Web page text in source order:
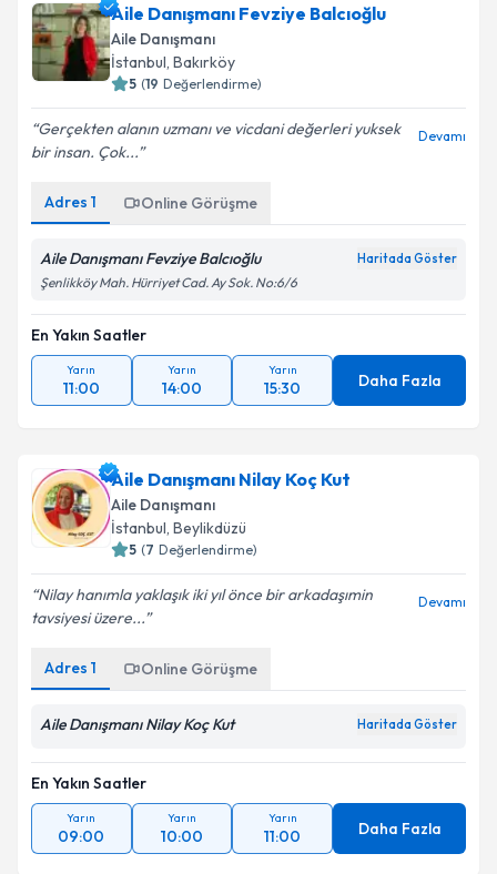
Aile Danışmanı Fevziye Balcıoğlu
Aile Danışmanı
İstanbul, Bakırköy
5 (19 Değerlendirme)
Gerçekten alanın uzmanı ve vicdani değerleri yuksek
bir insan. Çok...
Devamı
Adres 1 Online Görüşme
Aile Danışmanı Fevziye Balcıoğlu Haritada Göster
Şenlikköy Mah. Hürriyet Cad. Ay Sok. No:6/6
En Yakın Saatler
Yarın
11:00
Yarın
14:00
Yarın
15:30 Daha Fazla
Aile Danışmanı Nilay Koç Kut
Aile Danışmanı
İstanbul, Beylikdüzü
5 (7 Değerlendirme)
Nilay hanımla yaklaşık iki yıl önce bir arkadaşımin
tavsiyesi üzere...
Devamı
Adres 1 Online Görüşme
Aile Danışmanı Nilay Koç Kut Haritada Göster
En Yakın Saatler
Yarın
09:00
Yarın
10:00
Yarın
11:00 Daha Fazla